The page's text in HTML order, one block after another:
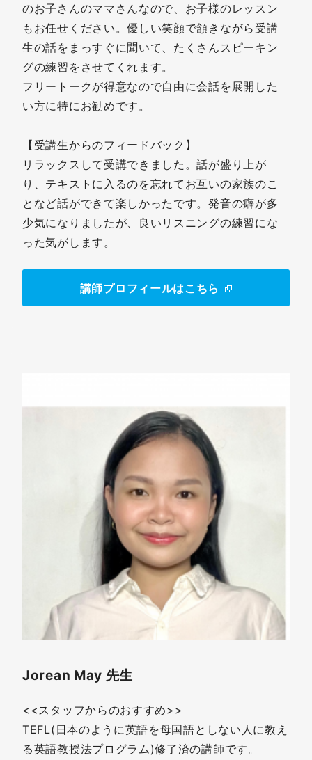
のお子さんのママさんなので、お子様のレッスン
もお任せください。優しい笑顔で頷きながら受講
生の話をまっすぐに聞いて、たくさんスピーキン
グの練習をさせてくれます。
フリートークが得意なので自由に会話を展開した
い方に特にお勧めです。
【受講生からのフィードバック】
リラックスして受講できました。話が盛り上が
り、テキストに入るのを忘れてお互いの家族のこ
となど話ができて楽しかったです。発音の癖が多
少気になりましたが、良いリスニングの練習にな
った気がします。
講師プロフィールはこちら
Jorean May 先生
<<スタッフからのおすすめ>>
TEFL(日本のように英語を母国語としない人に教え
る英語教授法プログラム)修了済の講師です。